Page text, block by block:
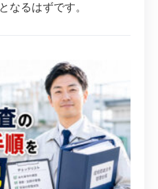
なるはずです。